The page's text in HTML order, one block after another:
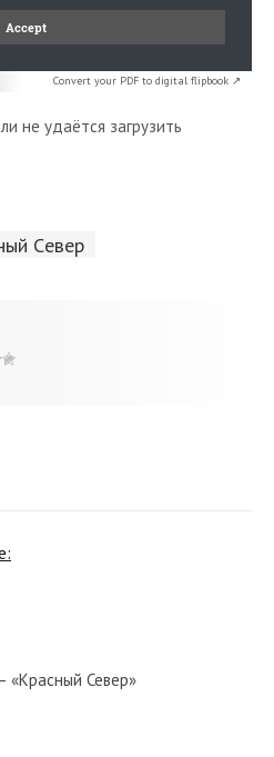
Convert your PDF to digital flipbook ↗
не удаётся загрузить
Cевер
«Красный Север»